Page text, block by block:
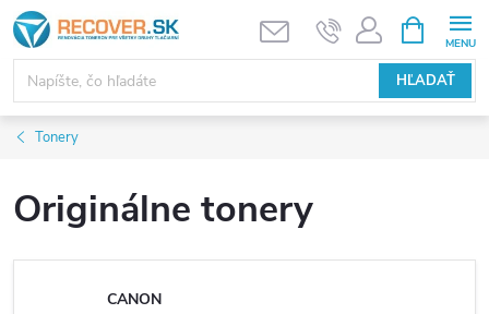
Prejsť
na
obsah
HĽADAŤ
KOŠÍK
Tonery
Originálne tonery
CANON